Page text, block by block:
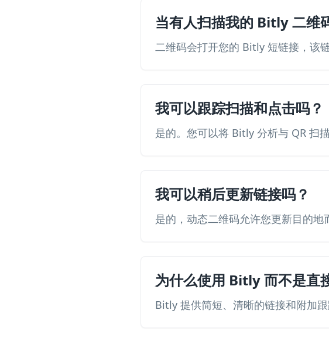
当有人扫描我的 Bitly 二维
二维码会打开您的 Bitly 短链接，该
我可以跟踪扫描和点击吗？
是的。您可以将 Bitly 分析与 QR 扫
我可以稍后更新链接吗？
是的，动态二维码允许您更新目的地
为什么使用 Bitly 而不是直
Bitly 提供简短、清晰的链接和附加